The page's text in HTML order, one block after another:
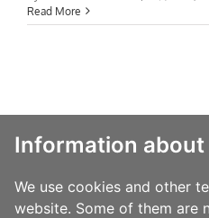
Information
We use cookies and other
website. Some of them are
Read More
Categories